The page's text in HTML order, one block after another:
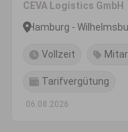
CEVA Logistics GmbH
Hamburg -
Vollzeit
Tarifvergütung
06.08.2026